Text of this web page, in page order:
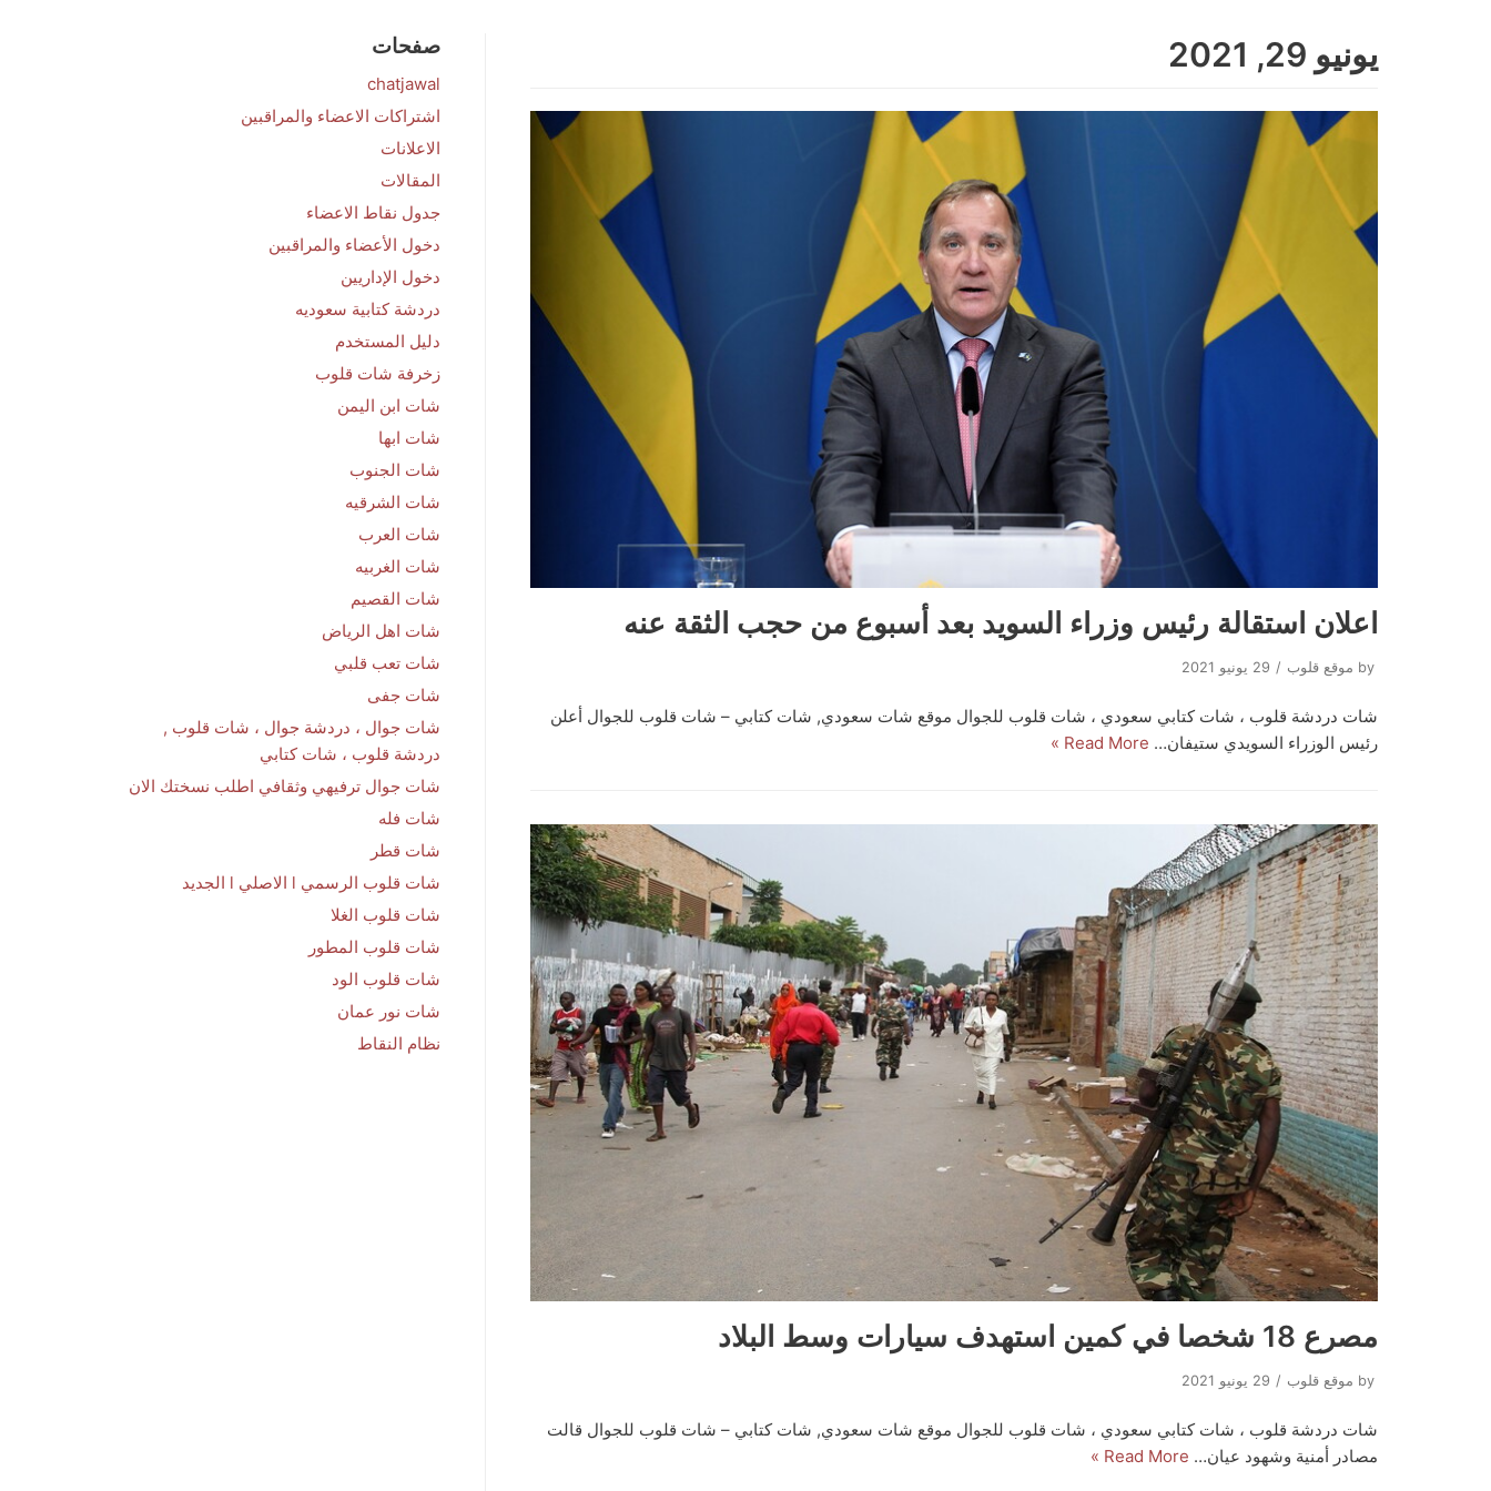
يونيو 29, 2021
اعلان استقالة رئيس وزراء السويد بعد أسبوع من حجب الثقة عنه
by موقع قلوب 29 يونيو 2021
شات دردشة قلوب ، شات كتابي سعودي ، شات قلوب للجوال موقع شات سعودي, شات كتابي – شات قلوب للجوال أعلن
رئيس الوزراء السويدي ستيفان… Read More »
مصرع 18 شخصا في كمين استهدف سيارات وسط البلاد
by موقع قلوب 29 يونيو 2021
شات دردشة قلوب ، شات كتابي سعودي ، شات قلوب للجوال موقع شات سعودي, شات كتابي – شات قلوب للجوال قالت
مصادر أمنية وشهود عيان… Read More »
صفحات
chatjawal
اشتراكات الاعضاء والمراقبين
الاعلانات
المقالات
جدول نقاط الاعضاء
دخول الأعضاء والمراقبين
دخول الإداريين
دردشة كتابية سعوديه
دليل المستخدم
زخرفة شات قلوب
شات ابن اليمن
شات ابها
شات الجنوب
شات الشرقيه
شات العرب
شات الغربيه
شات القصيم
شات اهل الرياض
شات تعب قلبي
شات جفى
شات جوال ، دردشة جوال ، شات قلوب ,
دردشة قلوب ، شات كتابي
شات جوال ترفيهي وثقافي اطلب نسختك الان
شات فله
شات قطر
شات قلوب الرسمي l الاصلي l الجديد
شات قلوب الغلا
شات قلوب المطور
شات قلوب الود
شات نور عمان
نظام النقاط